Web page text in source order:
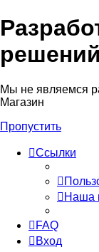
решений
Мы не являемся
Магазин
Пропустить
Ссылки
Наша
FAQ
Вход